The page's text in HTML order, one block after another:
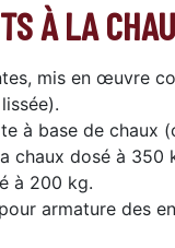
À LA
mis en œuvre
à base de chaux
chaux dosé à 350
à 200 kg.
armature des